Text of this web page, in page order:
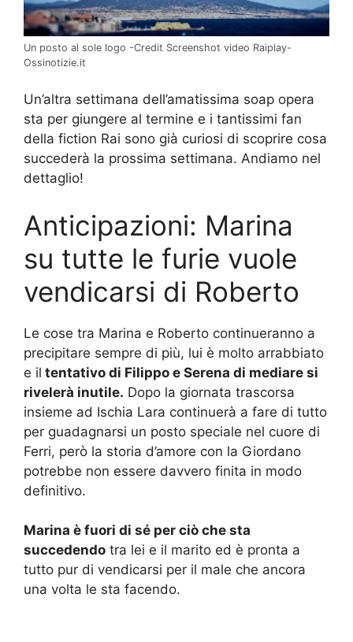
Un posto al sole logo -Credit Screenshot video Raiplay-
Ossinotizie.it
Un’altra settimana dell’amatissima soap opera
sta per giungere al termine e i tantissimi fan
della fiction Rai sono già curiosi di scoprire cosa
succederà la prossima settimana. Andiamo nel
dettaglio!
Anticipazioni: Marina
su tutte le furie vuole
vendicarsi di Roberto
Le cose tra Marina e Roberto continueranno a
precipitare sempre di più, lui è molto arrabbiato
e il tentativo di Filippo e Serena di mediare si
rivelerà inutile. Dopo la giornata trascorsa
insieme ad Ischia Lara continuerà a fare di tutto
per guadagnarsi un posto speciale nel cuore di
Ferri, però la storia d’amore con la Giordano
potrebbe non essere davvero finita in modo
definitivo.
Marina è fuori di sé per ciò che sta
succedendo tra lei e il marito ed è pronta a
tutto pur di vendicarsi per il male che ancora
una volta le sta facendo.